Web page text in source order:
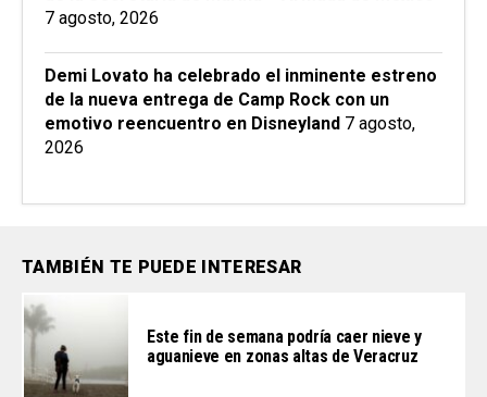
7 agosto, 2026
Demi Lovato ha celebrado el inminente estreno
de la nueva entrega de Camp Rock con un
emotivo reencuentro en Disneyland 7 agosto,
2026
TAMBIÉN TE PUEDE INTERESAR
Este fin de semana podría caer nieve y
aguanieve en zonas altas de Veracruz